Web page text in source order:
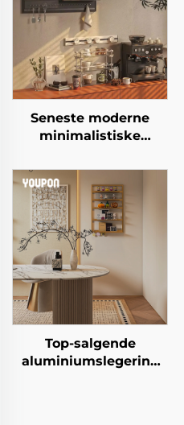
Seneste moderne
minimalistiske
opbevaringsreol
multifunktions
væghængt
organiserer til
sidebord & køkken
Top-salgende
aluminiumslegering